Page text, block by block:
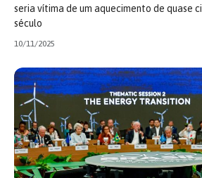
seria vítima de um aquecimento de quase
século
10/11/2025